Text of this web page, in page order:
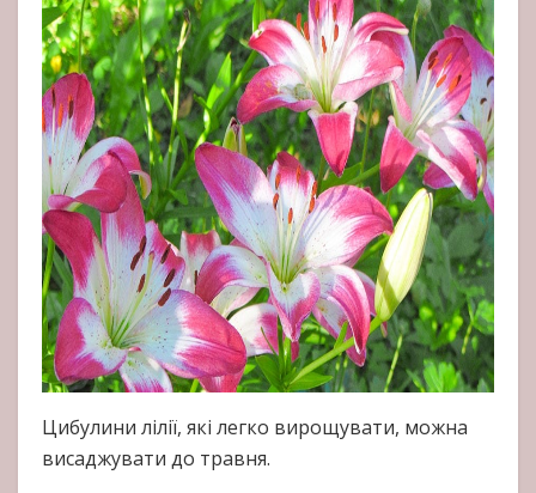
Цибулини лілії, які легко вирощувати, можна
висаджувати до травня.